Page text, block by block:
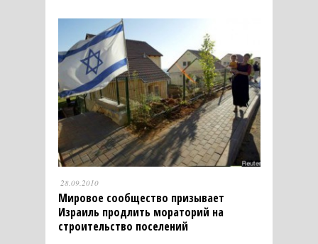
28.09.2010
Мировое сообщество призывает
Израиль продлить мораторий на
строительство поселений